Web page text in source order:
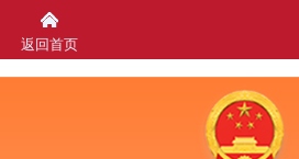
返回首页